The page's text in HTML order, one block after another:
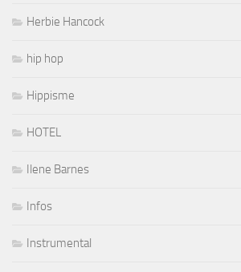
Herbie Hancock
hip hop
Hippisme
HOTEL
Ilene Barnes
Infos
Instrumental